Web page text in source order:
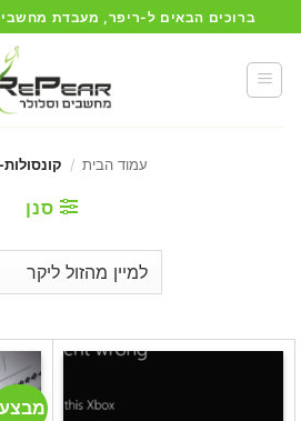
to
content
ברוכים הבאים ל-ריפר, מעבדת
עמוד הבית /
סנן